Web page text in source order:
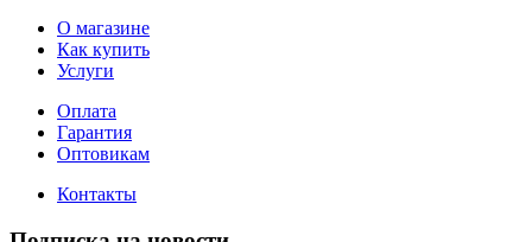
О магазине
Как купить
Услуги
Оплата
Гарантия
Оптовикам
Контакты